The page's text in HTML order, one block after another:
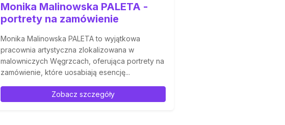
Monika Malinowska PALETA -
portrety na zamówienie
Monika Malinowska PALETA to wyjątkowa
pracownia artystyczna zlokalizowana w
malowniczych Węgrzcach, oferująca portrety na
zamówienie, które uosabiają esencję...
Zobacz szczegóły